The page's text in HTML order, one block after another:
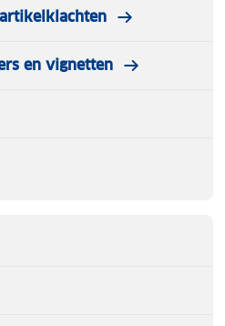
en vignetten